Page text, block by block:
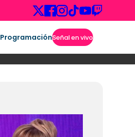
ProgramaciónSeñal en vivo